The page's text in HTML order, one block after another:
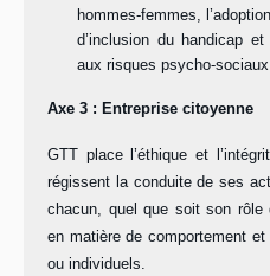
hommes-femmes,
d’inclusion du handicap
aux risques psycho-sociaux.
Axe 3 : Entreprise citoyenne
GTT place l’éthique et
régissent la conduite de ses
chacun, quel que soit son rôle
en matière de comportement et
ou individuels.